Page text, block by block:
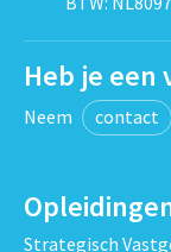
Heb je een
Neem contact
Strategisch